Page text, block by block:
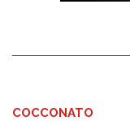
COCCONATO